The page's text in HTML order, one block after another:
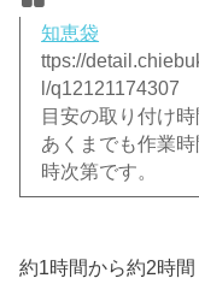
知恵袋
ttps://
l/q12121174307
目安の取り付け
あくまでも作業
時次第です。
約1時間から約2時間